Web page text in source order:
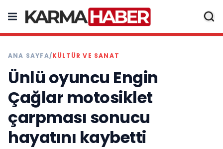
ANA SAYFA/KÜLTÜR VE SANAT
Ünlü oyuncu Engin
Çağlar motosiklet
çarpması sonucu
hayatını kaybetti